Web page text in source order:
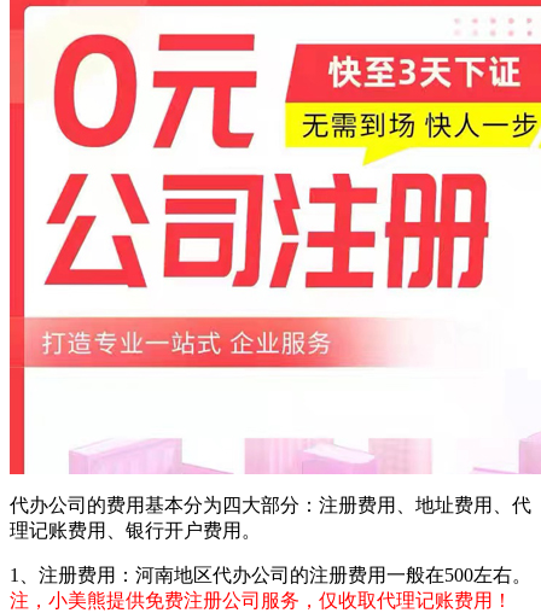
代办公司的费用基本分为四大部分：注册费用、地址费用、代
理记账费用、银行开户费用。
1、注册费用：河南地区代办公司的注册费用一般在500左右。
注，小美熊提供免费注册公司服务，仅收取代理记账费用！